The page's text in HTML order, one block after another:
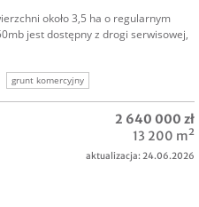
około 3,5 ha o regularnym
jest dostępny z drogi serwisowej,
grunt komercyjny
sprzedam grunt przemysłowy
2 640 000 zł
13 200 m²
aktualizacja: 24.06.2026